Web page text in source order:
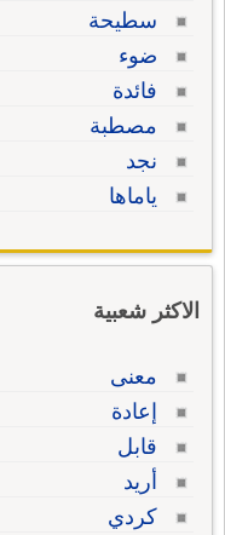
سطيحة
ضوء
فائدة
مصطبة
نجد
ياماها
الاكثر شعبية
معنى
إعادة
قابل
أريد
كردي